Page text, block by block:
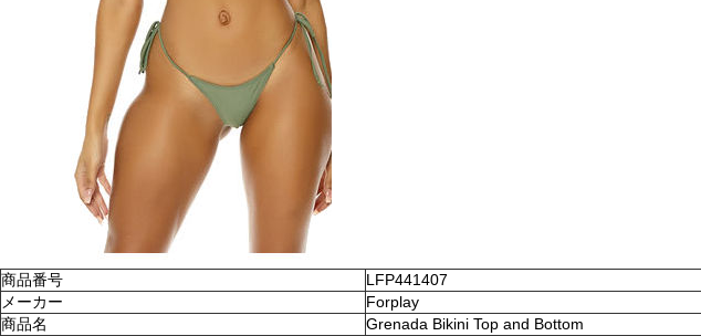
商品番号
LFP441407
メーカー
Forplay
商品名
Grenada Bikini Top and Bottom